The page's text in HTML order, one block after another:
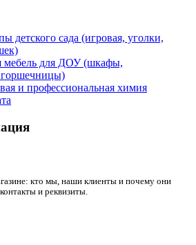
детского сада (игровая, уголки,
мебель для ДОУ (шкафы,
и профессиональная химия
кто мы, наши клиенты и почему они
и реквизиты.